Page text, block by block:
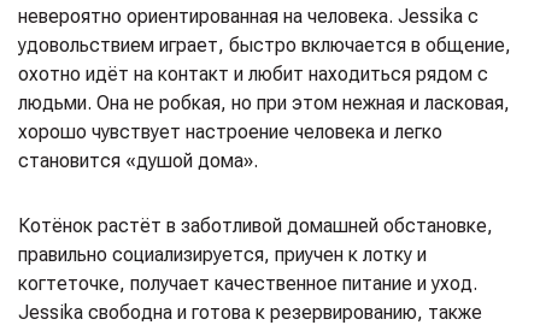
невероятно ориентированная на человека. Jessika с
удовольствием играет, быстро включается в общение,
охотно идёт на контакт и любит находиться рядом с
людьми. Она не робкая, но при этом нежная и ласковая,
хорошо чувствует настроение человека и легко
становится «душой дома».
Котёнок растёт в заботливой домашней обстановке,
правильно социализируется, приучен к лотку и
когтеточке, получает качественное питание и уход.
Jessika свободна и готова к резервированию, также